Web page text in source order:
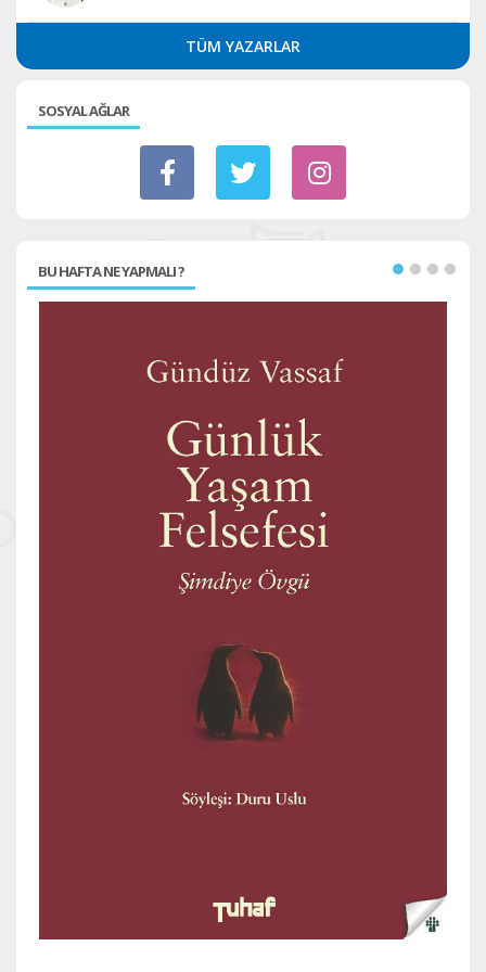
TÜM YAZARLAR
SOSYAL AĞLAR
BU HAFTA NE YAPMALI ?